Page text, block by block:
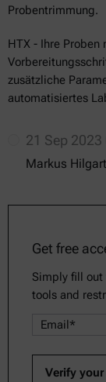
Probentrimmung.
HTX - Ihre Proben
zusätzliche
automatisiertes
21 Sep 2023
Markus
Get free
Simply fill out
tools and